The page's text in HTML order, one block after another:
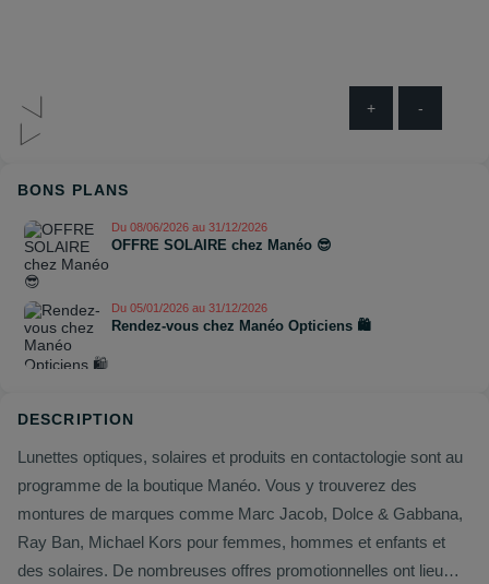
+ -
BONS PLANS
Du 08/06/2026 au 31/12/2026
OFFRE SOLAIRE chez Manéo 😎
Du 05/01/2026 au 31/12/2026
Rendez-vous chez Manéo Opticiens 🛍️
DESCRIPTION
Lunettes optiques, solaires et produits en contactologie sont au
programme de la boutique Manéo. Vous y trouverez des
montures de marques comme Marc Jacob, Dolce & Gabbana,
Ray Ban, Michael Kors pour femmes, hommes et enfants et
des solaires. De nombreuses offres promotionnelles ont lieu